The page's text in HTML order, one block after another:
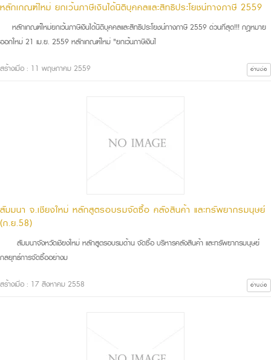
หลักเกณฑ์ใหม่ ยกเว้นภาษีเงินได้นิติบุคคลและสิทธิประโยชน์ทางภาษี 2559
หลักเกณฑ์ใหม่ยกเว้นภาษีเงินได้นิติบุคคลและสิทธิประโยชน์ทางภาษี 2559 ด่วนที่สุด!!! กฎหมาย
ออกใหม่ 21 เม.ย. 2559 หลักเกณฑ์ใหม่ "ยกเว้นภาษีเงินไ
สร้างเมื่อ : 11 พฤษภาคม 2559 อ่านต่อ
สัมมนา จ.เชียงใหม่ หลักสูตรอบรมจัดซื้อ คลังสินค้า และทรัพยากรมนุษย์
(ก.ย.58)
สัมมนาจังหวัดเชียงใหม่ หลักสูตรอบรมด้าน จัดซื้อ บริหารคลังสินค้า และทรัพยากรมนุษย์
กลยุทธ์การจัดซื้ออย่างม
สร้างเมื่อ : 17 สิงหาคม 2558 อ่านต่อ